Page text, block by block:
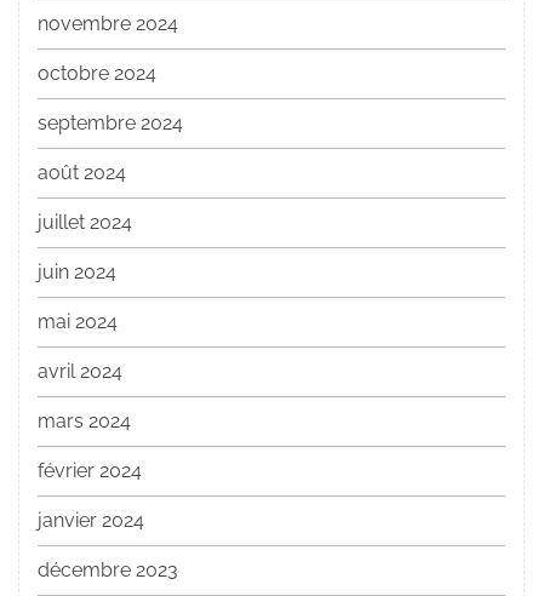
novembre 2024
octobre 2024
septembre 2024
août 2024
juillet 2024
juin 2024
mai 2024
avril 2024
mars 2024
février 2024
janvier 2024
décembre 2023